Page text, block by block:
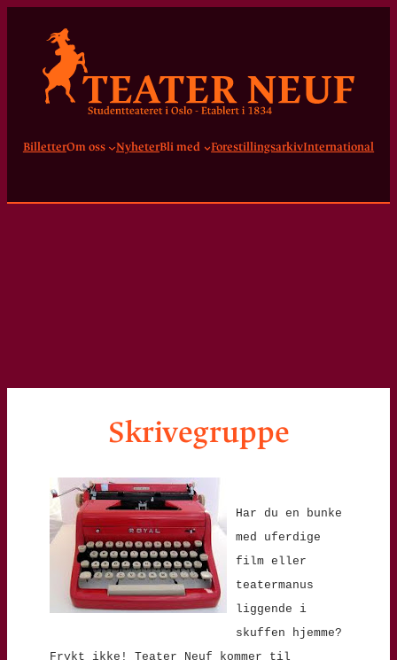
BilletterOm oss NyheterBli med ForestillingsarkivInternational
Skrivegruppe
Har du en bunke
med uferdige
film eller
teatermanus
liggende i
skuffen hjemme?
Frykt ikke! Teater Neuf kommer til